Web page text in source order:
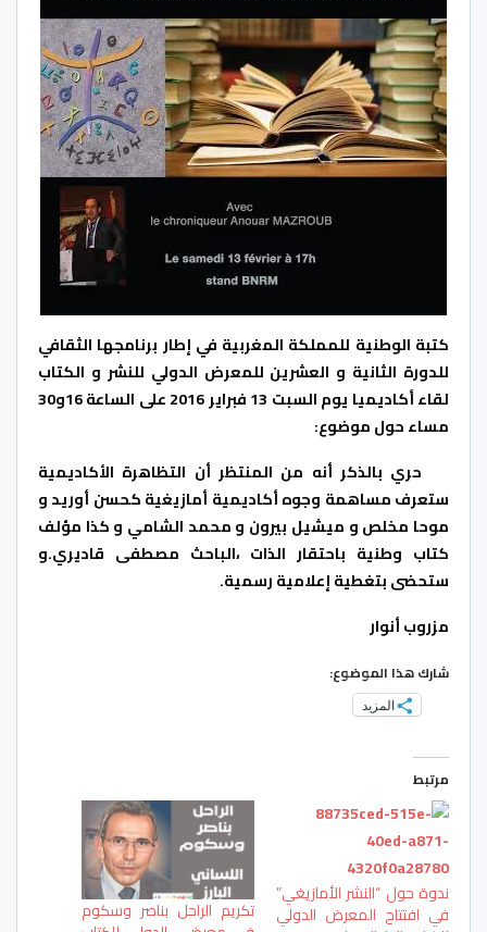
كتبة الوطنية للمملكة المغربية في إطار برنامجها الثقافي
للدورة الثانية و العشرين للمعرض الدولي للنشر و الكتاب
لقاء أكاديميا يوم السبت 13 فبراير 2016 على الساعة 16و30
مساء حول موضوع:
حري بالذكر أنه من المنتظر أن التظاهرة الأكاديمية
ستعرف مساهمة وجوه أكاديمية أمازيغية كحسن أوريد و
موحا مخلص و ميشيل بيرون و محمد الشامي و كذا مؤلف
كتاب وطنية باحتقار الذات ،الباحث مصطفى قاديري.و
ستحضى بتغطية إعلامية رسمية.
مزروب أنوار
شارك هذا الموضوع:
المزيد
مرتبط
ندوة حول “النشر الأمازيغي”
في افتتاح المعرض الدولي تكريم الراحل بناصر وسكوم